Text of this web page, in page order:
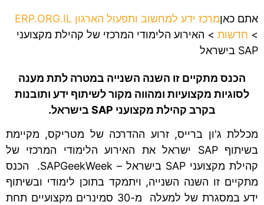
אתם כאןמרכז ידע למחשוב ותפעול הארגון ERP.ORG.IL
> חדשות > האירוע הלימודי המרכזי של קהילת מקצועני
SAP בישראל
הכנס מתקיים זו השנה השנייה במטרה לתת מענה
לסוגיות מקצועיות ומהווה מקור לשיתוף ידע ותובנות
בקרב קהילת מקצועני SAP בישראל.
מכללת ג'ון ברייס, זרוע ההדרכה של מטריקס, מקיימת
בשיתוף SAP ישראל את האירוע הלימודי המרכזי של
קהילת מקצועני SAP בישראל – SAPGeekWeek. הכנס
מתקיים זו השנה השנייה, ויתמקד בתוכן לימודי ובשיתוף
ידע במסגרת של למעלה מ-30 סמינרים מקצועיים תחת